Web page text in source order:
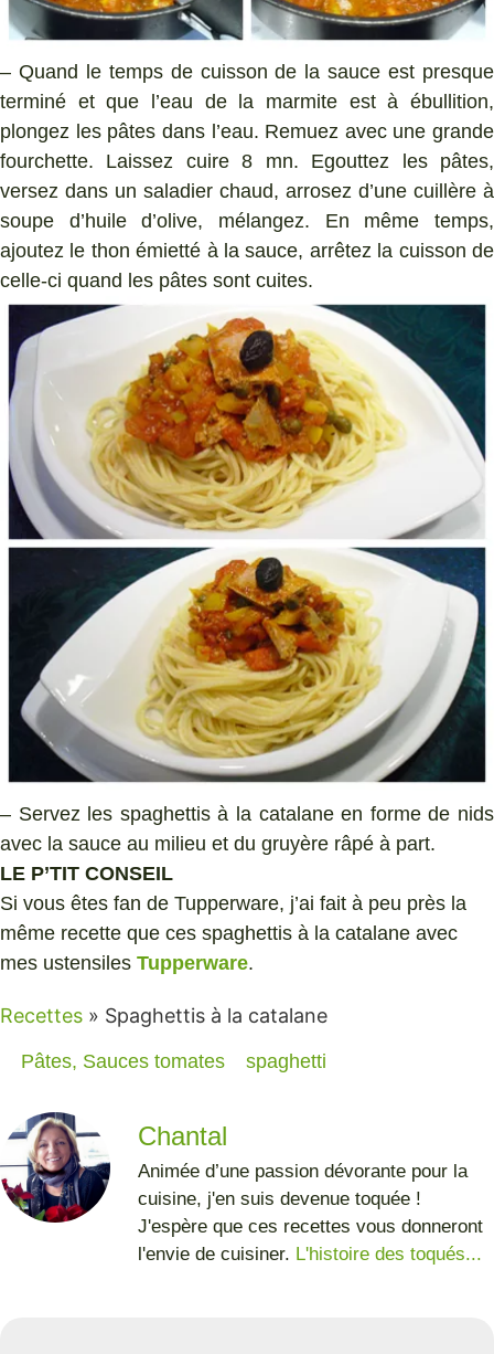
– Quand le temps de cuisson de la sauce est presque
terminé et que l’eau de la marmite est à ébullition,
plongez les pâtes dans l’eau. Remuez avec une grande
fourchette. Laissez cuire 8 mn. Egouttez les pâtes,
versez dans un saladier chaud, arrosez d’une cuillère à
soupe d’huile d’olive, mélangez. En même temps,
ajoutez le thon émietté à la sauce, arrêtez la cuisson de
celle-ci quand les pâtes sont cuites.
– Servez les spaghettis à la catalane en forme de nids
avec la sauce au milieu et du gruyère râpé à part.
LE P’TIT CONSEIL
Si vous êtes fan de Tupperware, j’ai fait à peu près la
même recette que ces spaghettis à la catalane avec
mes ustensiles Tupperware.
Recettes » Spaghettis à la catalane
Pâtes, Sauces tomates spaghetti
Chantal
Animée d’une passion dévorante pour la
cuisine, j'en suis devenue toquée !
J'espère que ces recettes vous donneront
l'envie de cuisiner. L'histoire des toqués...